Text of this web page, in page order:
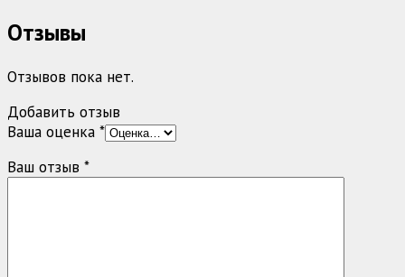
Отзывы
Отзывов пока нет.
Добавить отзыв
Ваша оценка *
Ваш отзыв *